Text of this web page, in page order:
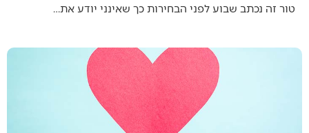
טור זה נכתב שבוע לפני הבחירות כך שאינני יודע את…